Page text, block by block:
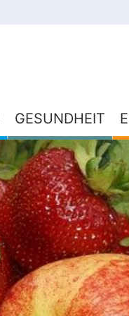
GESUNDHEIT